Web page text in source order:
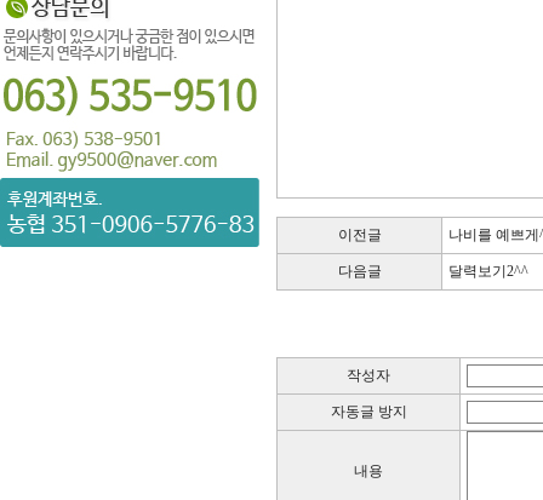
이전글 나비를 예쁘게
다음글 달력보기2^^
작성자
자동글 방지
내용